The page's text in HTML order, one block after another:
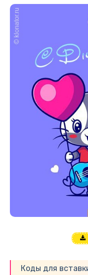
Коды для